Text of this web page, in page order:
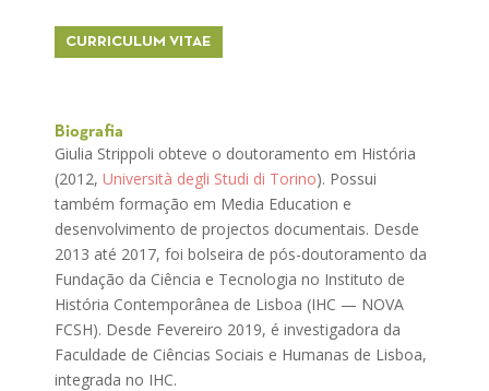
CURRICULUM VITAE
Biografia
Giulia Strippoli obteve o doutoramento em História
(2012, Università degli Studi di Torino). Possui
também formação em Media Education e
desenvolvimento de projectos documentais. Desde
2013 até 2017, foi bolseira de pós-doutoramento da
Fundação da Ciência e Tecnologia no Instituto de
História Contemporânea de Lisboa (IHC — NOVA
FCSH). Desde Fevereiro 2019, é investigadora da
Faculdade de Ciências Sociais e Humanas de Lisboa,
integrada no IHC.